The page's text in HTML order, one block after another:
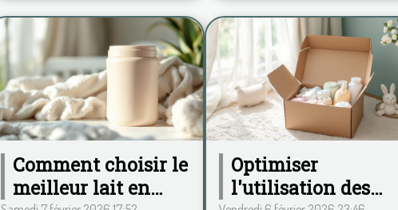
Comment choisir le
meilleur lait en
Optimiser
l'utilisation des